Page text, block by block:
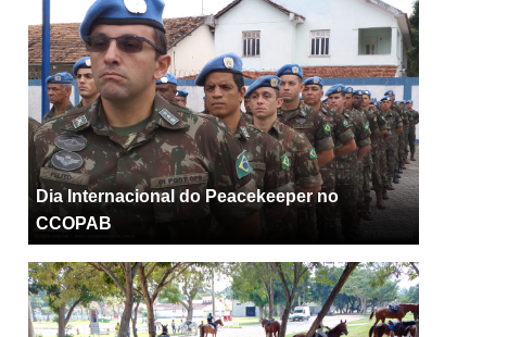
Dia Internacional do Peacekeeper no
CCOPAB